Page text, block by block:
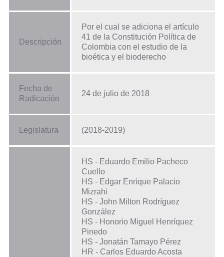
Descripción
Por el cual se adiciona el artículo
41 de la Constitución Política de
Colombia con el estudio de la
bioética y el bioderecho
Fecha de
Radicación
24 de julio de 2018
Legislatura (2018-2019)
HS - Eduardo Emilio Pacheco
Cuello
HS - Edgar Enrique Palacio
Mizrahi
HS - John Milton Rodríguez
González
HS - Honorio Miguel Henríquez
Pinedo
HS - Jonatán Tamayo Pérez
HR - Carlos Eduardo Acosta